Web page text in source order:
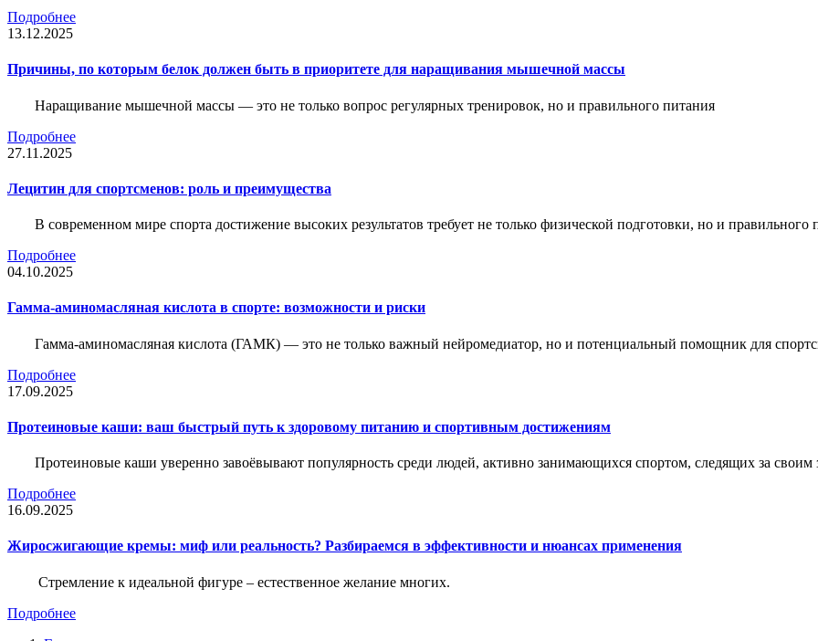
Подробнее
13.12.2025
Причины, по которым белок должен быть в приоритете для наращивания мышечной массы
Наращивание мышечной массы — это не только вопрос регулярных тренировок, но и правильного питания
Подробнее
27.11.2025
Лецитин для спортсменов: роль и преимущества
В современном мире спорта достижение высоких результатов требует не только физической подготовки, но и правильного
Подробнее
04.10.2025
Гамма-аминомасляная кислота в спорте: возможности и риски
Гамма-аминомасляная кислота (ГАМК) — это не только важный нейромедиатор, но и потенциальный помощник для
Подробнее
17.09.2025
Протеиновые каши: ваш быстрый путь к здоровому питанию и спортивным достижениям
Протеиновые каши уверенно завоёвывают популярность среди людей, активно занимающихся спортом, следящих за
Подробнее
16.09.2025
Жиросжигающие кремы: миф или реальность? Разбираемся в эффективности и нюансах применения
Стремление к идеальной фигуре – естественное желание многих.
Подробнее